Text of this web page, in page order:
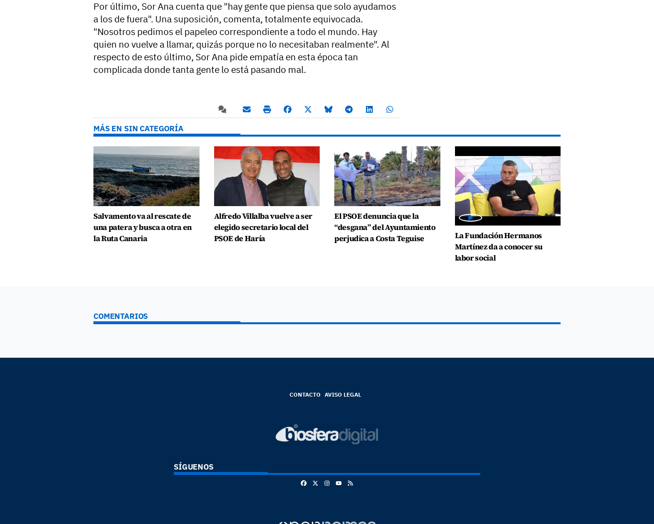
Por último, Sor Ana cuenta que "hay gente que piensa que solo ayudamos
a los de fuera". Una suposición, comenta, totalmente equivocada.
"Nosotros pedimos el papeleo correspondiente a todo el mundo. Hay
quien no vuelve a llamar, quizás porque no lo necesitaban realmente". Al
respecto de esto último, Sor Ana pide empatía en esta época tan
complicada donde tanta gente lo está pasando mal.
MÁS EN SIN CATEGORÍA
Salvamento va al rescate de
una patera y busca a otra en
la Ruta Canaria
Alfredo Villalba vuelve a ser
elegido secretario local del
PSOE de Haría
El PSOE denuncia que la
“desgana” del Ayuntamiento
perjudica a Costa Teguise
La Fundación Hermanos
Martínez da a conocer su
labor social
COMENTARIOS
CONTACTO AVISO LEGAL
SÍGUENOS
FacebookInstagram